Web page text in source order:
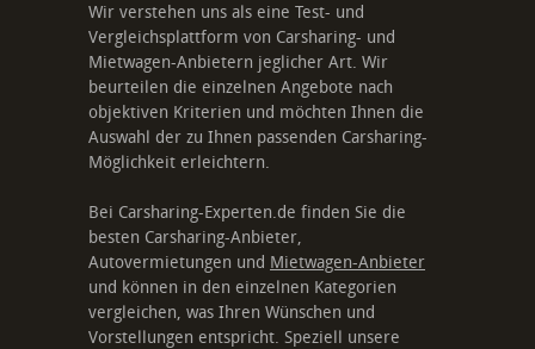
Wir verstehen uns als eine Test- und
Vergleichsplattform von Carsharing- und
Mietwagen-Anbietern jeglicher Art. Wir
beurteilen die einzelnen Angebote nach
objektiven Kriterien und möchten Ihnen die
Auswahl der zu Ihnen passenden Carsharing-
Möglichkeit erleichtern.
Bei Carsharing-Experten.de finden Sie die
besten Carsharing-Anbieter,
Autovermietungen und Mietwagen-Anbieter
und können in den einzelnen Kategorien
vergleichen, was Ihren Wünschen und
Vorstellungen entspricht. Speziell unsere